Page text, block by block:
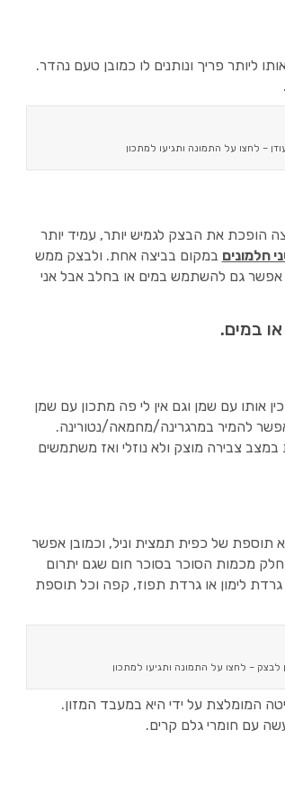
ליותר פריך ונותנים לו כמובן טעם נהדר.
– לחצו על התמונה ותגיעו למתכון
משתמשים בביצה אחת לבצק 1-2-3. הביצה הופכת את הבצק לגמיש יותר, עמיד יותר
חלמונים במקום בביצה אחת. ולבצק ממש
של שמנת מתוקה. אפשר גם להשתמש במים או בחלב אבל אני
במים.
אותו עם שמן וגם אין לי פה מתכון עם שמן
להמיר במרגרינה/מחמאה/נטורינה.
צבירה מוצק ולא נוזלי ואז משתמשים
תוספת של כפית תמצית וניל, וכמובן אפשר
מכמות הסוכר בסוכר חום שגם יתרום
לימון או גרדת תפוז, קפה וכל תוספת
לבצק – לחצו על התמונה ותגיעו למתכון
המומלצת על ידי היא במעבד המזון.
עם חומרי גלם קרים.